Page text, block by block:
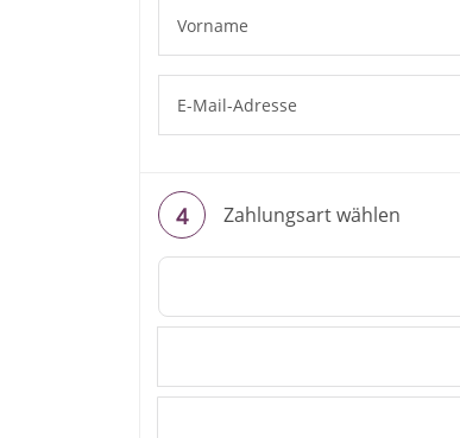
Zahlungsart wählen